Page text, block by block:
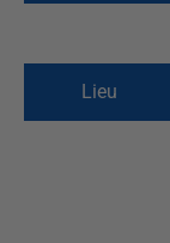
Lieu